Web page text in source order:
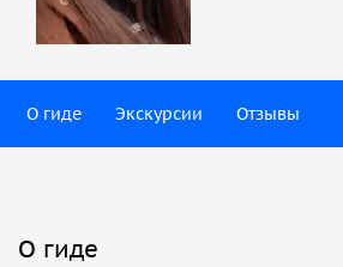
О гиде Экскурсии Отзывы
О гиде